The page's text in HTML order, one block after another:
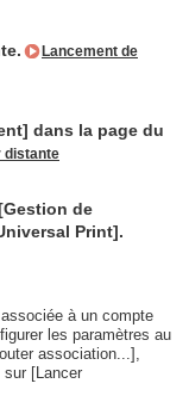
Lancement de
dans la page du
distante
de
Print].
à un compte
les paramètres au
association...],
[Lancer